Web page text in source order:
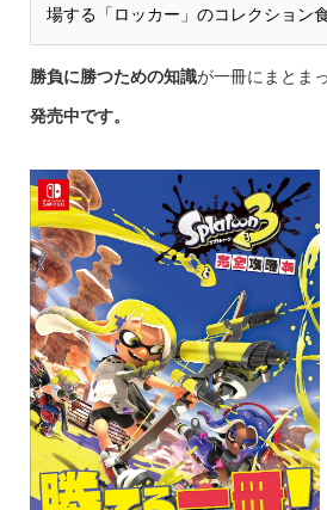
場する「ロッカー」のコレクション
勝負に勝つための知識が一冊にまとま
発売中です。